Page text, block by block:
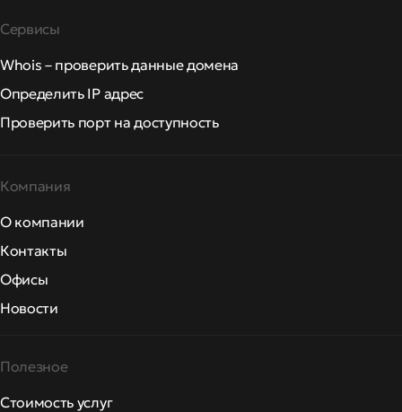
Сервисы
Whois – проверить данные домена
Определить IP адрес
Проверить порт на доступность
Компания
О компании
Контакты
Офисы
Новости
Полезное
Стоимость услуг